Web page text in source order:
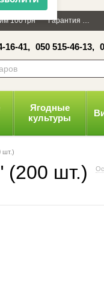
×
100 грн Гарантия
16-41, 050 515-46-13,
Ягодные
культуры
шт.)
(200 шт.)